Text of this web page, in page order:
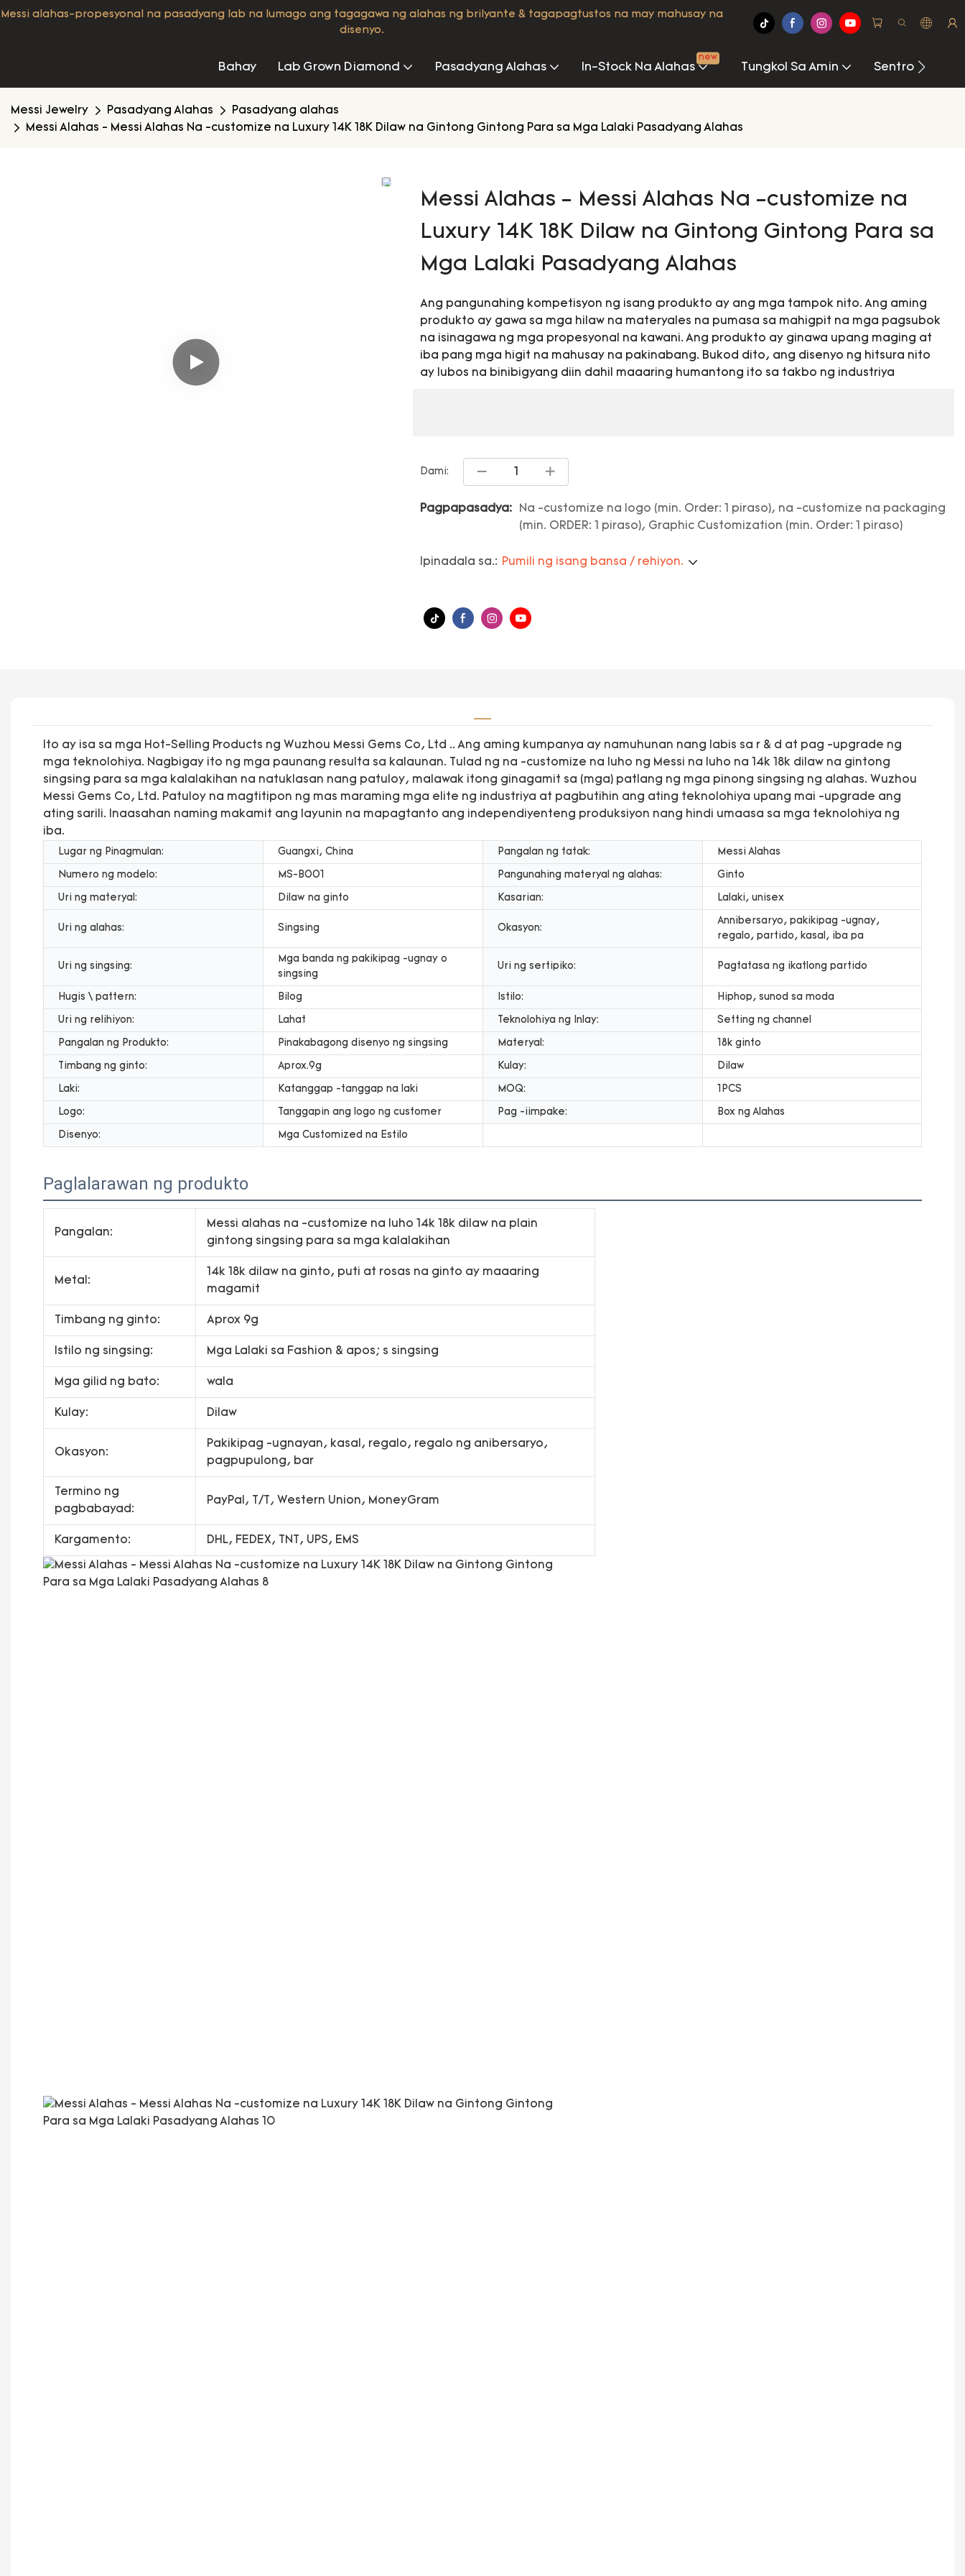
Messi alahas-propesyonal na pasadyang lab na lumago ang tagagawa ng alahas ng brilyante & tagapagtustos na may mahusay na
disenyo.
Bahay Lab Grown Diamond Pasadyang Alahas In-Stock Na Alahas
new
Tungkol Sa Amin Sentro Ng
Messi Jewelry Pasadyang Alahas
Pasadyang alahas
Messi Alahas - Messi Alahas Na -customize na Luxury 14K 18K Dilaw na Gintong Gintong Para sa Mga Lalaki Pasadyang Alahas
Messi Alahas - Messi Alahas Na -customize na
Luxury 14K 18K Dilaw na Gintong Gintong Para sa
Mga Lalaki Pasadyang Alahas
Ang pangunahing kompetisyon ng isang produkto ay ang mga tampok nito. Ang aming
produkto ay gawa sa mga hilaw na materyales na pumasa sa mahigpit na mga pagsubok
na isinagawa ng mga propesyonal na kawani. Ang produkto ay ginawa upang maging at
iba pang mga higit na mahusay na pakinabang. Bukod dito, ang disenyo ng hitsura nito
ay lubos na binibigyang diin dahil maaaring humantong ito sa takbo ng industriya
Dami:
Pagpapasadya:
Na -customize na logo (min. Order: 1 piraso), na -customize na packaging
(min. ORDER: 1 piraso), Graphic Customization (min. Order: 1 piraso)
Ipinadala sa.: Pumili ng isang bansa / rehiyon.
Ito ay isa sa mga Hot-Selling Products ng Wuzhou Messi Gems Co, Ltd .. Ang aming kumpanya ay namuhunan nang labis sa r & d at pag -upgrade ng
mga teknolohiya. Nagbigay ito ng mga paunang resulta sa kalaunan. Tulad ng na -customize na luho ng Messi na luho na 14k 18k dilaw na gintong
singsing para sa mga kalalakihan na natuklasan nang patuloy, malawak itong ginagamit sa (mga) patlang ng mga pinong singsing ng alahas. Wuzhou
Messi Gems Co, Ltd. Patuloy na magtitipon ng mas maraming mga elite ng industriya at pagbutihin ang ating teknolohiya upang mai -upgrade ang
ating sarili. Inaasahan naming makamit ang layunin na mapagtanto ang independiyenteng produksiyon nang hindi umaasa sa mga teknolohiya ng
iba.
Lugar ng Pinagmulan: Guangxi, China Pangalan ng tatak: Messi Alahas
Numero ng modelo: MS-B001 Pangunahing materyal ng alahas: Ginto
Uri ng materyal: Dilaw na ginto Kasarian: Lalaki, unisex
Uri ng alahas: Singsing Okasyon:
Annibersaryo, pakikipag -ugnay,
regalo, partido, kasal, iba pa
Uri ng singsing:
Mga banda ng pakikipag -ugnay o
singsing
Uri ng sertipiko: Pagtatasa ng ikatlong partido
Hugis \ pattern: Bilog Istilo: Hiphop, sunod sa moda
Uri ng relihiyon: Lahat Teknolohiya ng Inlay: Setting ng channel
Pangalan ng Produkto: Pinakabagong disenyo ng singsing Materyal: 18k ginto
Timbang ng ginto: Aprox.9g Kulay: Dilaw
Laki: Katanggap -tanggap na laki MOQ: 1PCS
Logo: Tanggapin ang logo ng customer Pag -iimpake: Box ng Alahas
Disenyo: Mga Customized na Estilo
Paglalarawan ng produkto
Pangalan:
Messi alahas na -customize na luho 14k 18k dilaw na plain
gintong singsing para sa mga kalalakihan
Metal:
14k 18k dilaw na ginto, puti at rosas na ginto ay maaaring
magamit
Timbang ng ginto: Aprox 9g
Istilo ng singsing: Mga Lalaki sa Fashion & apos; s singsing
Mga gilid ng bato: wala
Kulay: Dilaw
Okasyon:
Pakikipag -ugnayan, kasal, regalo, regalo ng anibersaryo,
pagpupulong, bar
Termino ng
pagbabayad:
PayPal, T/T, Western Union, MoneyGram
Kargamento: DHL, FEDEX, TNT, UPS, EMS